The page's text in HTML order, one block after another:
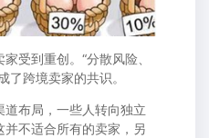
到重创。“分散风险、
了跨境卖家的共识。
布局，一些人转向独立
不适合所有的卖家，另